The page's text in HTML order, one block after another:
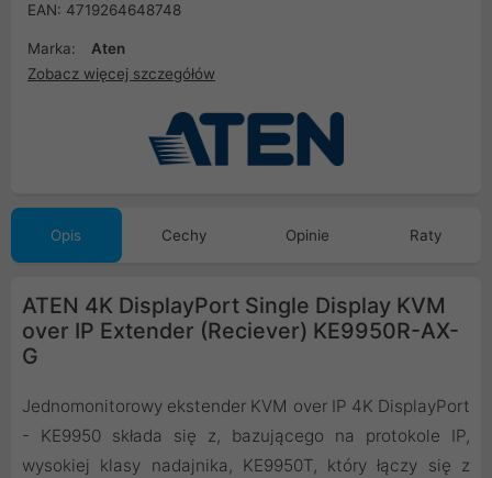
EAN: 4719264648748
Marka:
Aten
Zobacz więcej szczegółów
Opis Cechy Opinie Raty
ATEN 4K DisplayPort Single Display KVM
over IP Extender (Reciever) KE9950R-AX-
G
Jednomonitorowy ekstender KVM over IP 4K DisplayPort
- KE9950 składa się z, bazującego na protokole IP,
wysokiej klasy nadajnika, KE9950T, który łączy się z